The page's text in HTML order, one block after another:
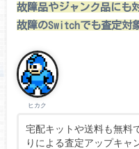
故障品やジャンク品にも
故障のSwitchでも査定対
ヒカク
宅配キットや送料も無料
りによる査定アップキャ